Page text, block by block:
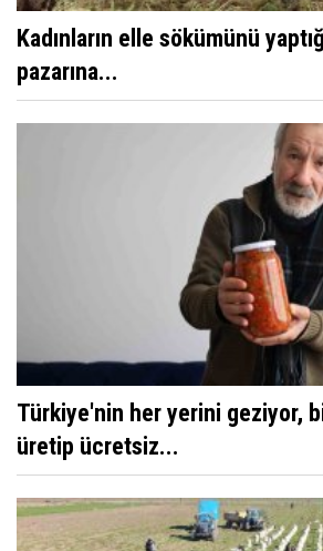
Kadınların elle sökümünü
pazarına...
Türkiye'nin her yerini geziyor,
üretip ücretsiz...